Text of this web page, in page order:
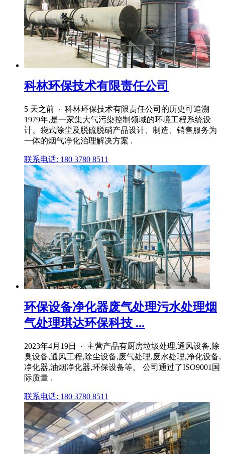
科林环保技术有限责任公司
5 天之前 · 科林环保技术有限责任公司的历史可追溯
1979年,是一家集大气污染控制领域的环境工程系统设
计、袋式除尘及脱硫脱硝产品设计、制造、销售服务为
一体的烟气净化治理解决方案 .
联系电话: 180 3780 8511
环保设备净化器废气处理污水处理烟
气处理琪达环保科技 ...
2023年4月19日 · 主营产品有厨房垃圾处理,通风设备,除
臭设备,通风工程,除尘设备,废气处理,废水处理,净化设备,
净化器,油烟净化器,环保设备等。 公司通过了ISO9001国
际质量 .
联系电话: 180 3780 8511